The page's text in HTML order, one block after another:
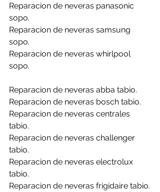
Reparacion de neveras panasonic
sopo.
Reparacion de neveras samsung
sopo.
Reparacion de neveras whirlpool
sopo.
Reparacion de neveras abba tabio.
Reparacion de neveras bosch tabio.
Reparacion de neveras centrales
tabio.
Reparacion de neveras challenger
tabio.
Reparacion de neveras electrolux
tabio.
Reparacion de neveras frigidaire tabio.